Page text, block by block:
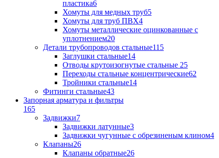
пластика6
Хомуты для медных труб5
Хомуты для труб ПВХ4
Хомуты металлические оцинкованные с
уплотнением20
Детали трубопроводов стальные115
Заглушки стальные14
Отводы крутоизогнутые стальные 25
Переходы стальные концентрические62
Тройники стальные14
Фитинги стальные43
Запорная арматура и фильтры
165
Задвижки7
Задвижки латунные3
Задвижки чугунные с обрезиненым клином4
Клапаны26
Клапаны обратные26